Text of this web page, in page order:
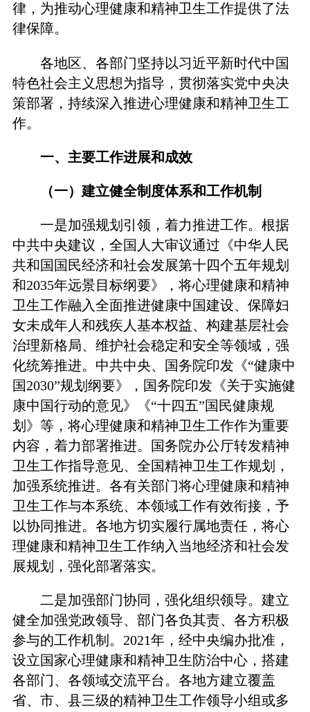
律，为推动心理健康和精神卫生工作提供了法
律保障。
各地区、各部门坚持以习近平新时代中国
特色社会主义思想为指导，贯彻落实党中央决
策部署，持续深入推进心理健康和精神卫生工
作。
一、主要工作进展和成效
（一）建立健全制度体系和工作机制
一是加强规划引领，着力推进工作。根据
中共中央建议，全国人大审议通过《中华人民
共和国国民经济和社会发展第十四个五年规划
和2035年远景目标纲要》，将心理健康和精神
卫生工作融入全面推进健康中国建设、保障妇
女未成年人和残疾人基本权益、构建基层社会
治理新格局、维护社会稳定和安全等领域，强
化统筹推进。中共中央、国务院印发《“健康中
国2030”规划纲要》，国务院印发《关于实施健
康中国行动的意见》《“十四五”国民健康规
划》等，将心理健康和精神卫生工作作为重要
内容，着力部署推进。国务院办公厅转发精神
卫生工作指导意见、全国精神卫生工作规划，
加强系统推进。各有关部门将心理健康和精神
卫生工作与本系统、本领域工作有效衔接，予
以协同推进。各地方切实履行属地责任，将心
理健康和精神卫生工作纳入当地经济和社会发
展规划，强化部署落实。
二是加强部门协同，强化组织领导。建立
健全加强党政领导、部门各负其责、各方积极
参与的工作机制。2021年，经中央编办批准，
设立国家心理健康和精神卫生防治中心，搭建
各部门、各领域交流平台。各地方建立覆盖
省、市、县三级的精神卫生工作领导小组或多